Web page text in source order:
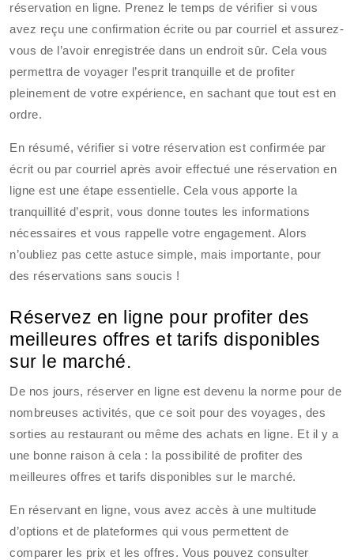
réservation en ligne. Prenez le temps de vérifier si vous
avez reçu une confirmation écrite ou par courriel et assurez-
vous de l’avoir enregistrée dans un endroit sûr. Cela vous
permettra de voyager l’esprit tranquille et de profiter
pleinement de votre expérience, en sachant que tout est en
ordre.
En résumé, vérifier si votre réservation est confirmée par
écrit ou par courriel après avoir effectué une réservation en
ligne est une étape essentielle. Cela vous apporte la
tranquillité d’esprit, vous donne toutes les informations
nécessaires et vous rappelle votre engagement. Alors
n’oubliez pas cette astuce simple, mais importante, pour
des réservations sans soucis !
Réservez en ligne pour profiter des
meilleures offres et tarifs disponibles
sur le marché.
De nos jours, réserver en ligne est devenu la norme pour de
nombreuses activités, que ce soit pour des voyages, des
sorties au restaurant ou même des achats en ligne. Et il y a
une bonne raison à cela : la possibilité de profiter des
meilleures offres et tarifs disponibles sur le marché.
En réservant en ligne, vous avez accès à une multitude
d’options et de plateformes qui vous permettent de
comparer les prix et les offres. Vous pouvez consulter